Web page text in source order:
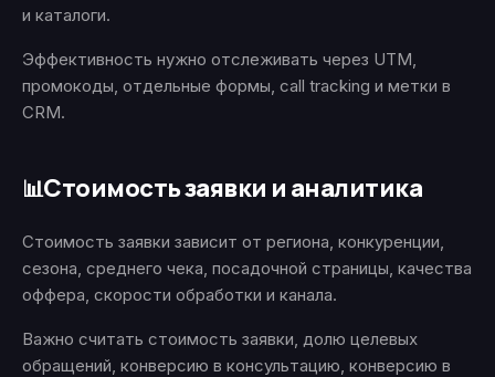
и каталоги.
Эффективность нужно отслеживать через UTM,
промокоды, отдельные формы, call tracking и метки в
CRM.
📊Стоимость заявки и аналитика
Стоимость заявки зависит от региона, конкуренции,
сезона, среднего чека, посадочной страницы, качества
оффера, скорости обработки и канала.
Важно считать стоимость заявки, долю целевых
обращений, конверсию в консультацию, конверсию в